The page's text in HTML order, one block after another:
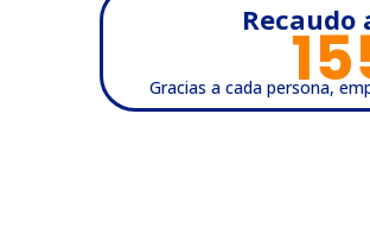
Gracias a cada persona,